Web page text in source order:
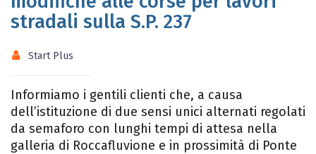
stradali sulla S.P. 237
Start Plus
Informiamo i gentili clienti che, a causa
dell’istituzione di due sensi unici alternati regolati
da semaforo con lunghi tempi di attesa nella
galleria di Roccafluvione e in prossimità di Ponte